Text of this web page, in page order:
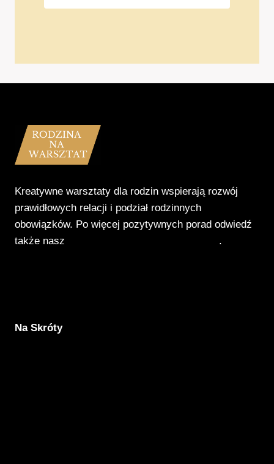
Kreatywne warsztaty dla rodzin wspierają rozwój
prawidłowych relacji i podział rodzinnych
obowiązków. Po więcej pozytywnych porad odwiedź
także nasz
.
Na Skróty